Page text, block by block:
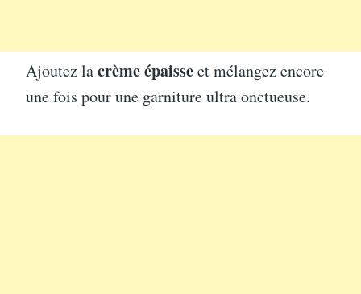
Ajoutez lacrème épaisseet mélangez encore
une fois pour une garniture ultra onctueuse.